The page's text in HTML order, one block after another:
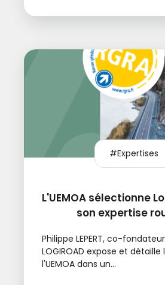
#Expertises
L'UEMOA sélectionne
son expertise
Philippe LEPERT, co-
LOGIROAD expose et
l'UEMOA dans un...